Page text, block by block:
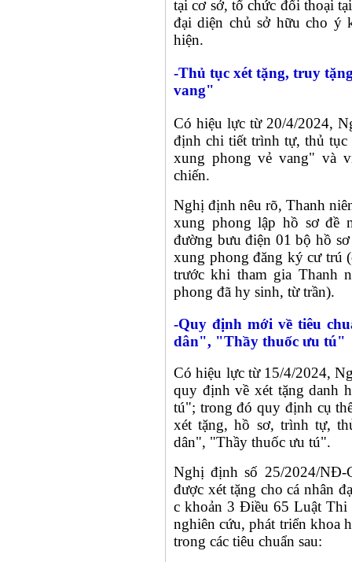
tại cơ sở, tổ chức đối thoại
đại diện chủ sở hữu cho ý
hiện.
-Thủ tục xét tặng, truy
vang"
Có hiệu lực từ 20/4/2024,
định chi tiết trình tự, thủ
xung phong vẻ vang" và
chiến.
Nghị định nêu rõ, Thanh
xung phong lập hồ sơ đề
đường bưu điện 01 bộ hồ
xung phong đăng ký cư trú
trước khi tham gia Thanh
phong đã hy sinh, từ trần).
-Quy định mới về tiêu
dân", "Thầy thuốc ưu tú"
Có hiệu lực từ 15/4/2024,
quy định về xét tặng danh
tú"; trong đó quy định cụ
xét tặng, hồ sơ, trình tự,
dân", "Thầy thuốc ưu tú".
Nghị định số 25/2024/
được xét tặng cho cá nhân
c khoản 3 Điều 65 Luật Thi
nghiên cứu, phát triển khoa
trong các tiêu chuẩn sau: